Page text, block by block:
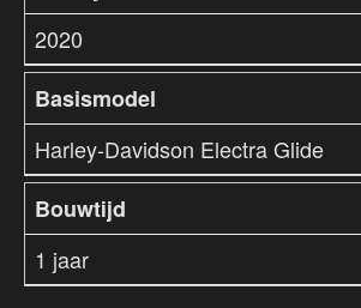
2020
Basismodel
Harley-Davidson Electra Glide
Bouwtijd
1 jaar